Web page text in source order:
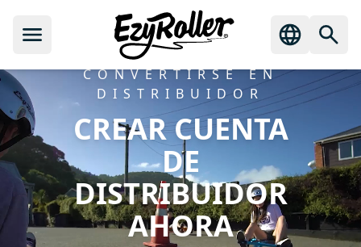
CONVERTIRSE EN
DISTRIBUIDOR
CREAR CUENTA
DE
DISTRIBUIDOR
AHORA